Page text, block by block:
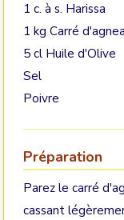
1 c. à s. Harissa
1 kg Carré
5 cl Huile d'Olive
Sel
Poivre
Préparation
Parez le carré
cassant